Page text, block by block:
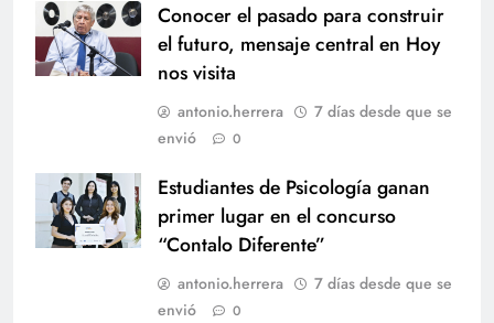
Conocer el pasado para construir
el futuro, mensaje central en Hoy
nos visita
antonio.herrera
7 días desde que se
envió
0
Estudiantes de Psicología ganan
primer lugar en el concurso
“Contalo Diferente”
antonio.herrera
7 días desde que se
envió
0